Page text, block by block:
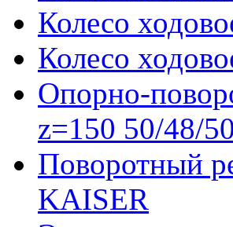
Колесо
Колесо
Опорно-
z=150 50/48/
Поворотный
KAISER